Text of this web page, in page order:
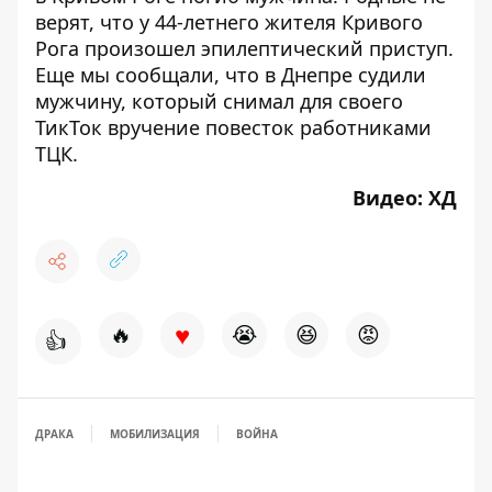
верят, что у 44-летнего жителя Кривого
Рога произошел эпилептический приступ.
Еще мы сообщали, что в Днепре судили
мужчину, который снимал для своего
ТикТок вручение повесток работниками
ТЦК.
Видео: ХД
👍 🔥 ♥ 😭 😆 😡
ДРАКА МОБИЛИЗАЦИЯ ВОЙНА